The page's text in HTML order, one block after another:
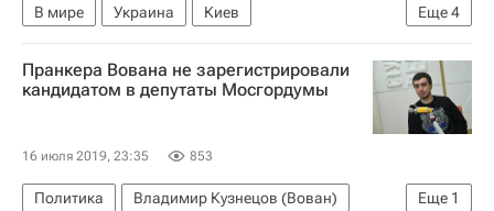
Еще4
В мире Украина
Киев
Владимир Зеленский
Евросоюз
Еврокомиссия
Урсула фон дер Ляйен
Пранкера Вована не зарегистрировали
кандидатом в депутаты Мосгордумы
16 июля 2019, 23:35 853
Еще 1
Политика
Владимир Кузнецов (Вован)